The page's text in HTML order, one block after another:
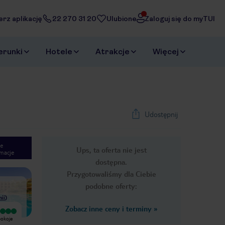
aplikację 22 270 31 20 Ulubione Zaloguj się do myTUI
Hotele Atrakcje Więcej
Udostępnij
Ups, ta oferta nie jest
dostępna.
Przygotowaliśmy dla Ciebie
podobne oferty:
Zobacz inne ceny i terminy »
Next slide
1/29
)
Bardzo dobry Wyjątkowy